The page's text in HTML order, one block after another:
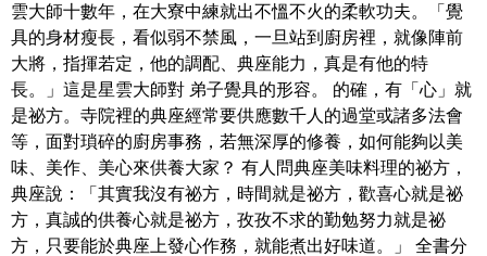
雲大師十數年，在大寮中練就出不慍不火的柔軟功夫。「覺
具的身材瘦長，看似弱不禁風，一旦站到廚房裡，就像陣前
大將，指揮若定，他的調配、典座能力，真是有他的特
長。」這是星雲大師對 弟子覺具的形容。 的確，有「心」就
是祕方。寺院裡的典座經常要供應數千人的過堂或諸多法會
等，面對瑣碎的廚房事務，若無深厚的修養，如何能夠以美
味、美作、美心來供養大家？ 有人問典座美味料理的祕方，
典座說：「其實我沒有祕方，時間就是祕方，歡喜心就是祕
方，真誠的供養心就是祕方，孜孜不求的勤勉努力就是祕
方，只要能於典座上發心作務，就能煮出好味道。」 全書分